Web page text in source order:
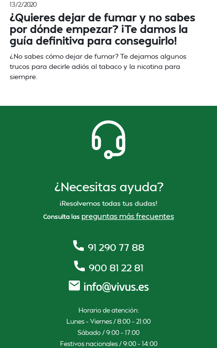
13/2/2020
¿Quieres dejar de fumar y no sabes
por dónde empezar? ¡Te damos la
guía definitiva para conseguirlo!
¿No sabes cómo dejar de fumar? Te dejamos algunos
trucos para decirle adiós al tabaco y la nicotina para
siempre.
¿Necesitas ayuda?
¡Resolvemos todas tus dudas!
Consulta las preguntas más frecuentes
91 290 77 88
900 81 22 81
Horario de atención:
Lunes – Viernes / 8:00 – 21:00
Sábado / 9:00 – 17:00
Festivos nacionales / 9:00 – 14:00